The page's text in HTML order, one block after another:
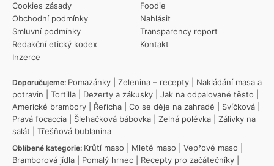
Cookies zásady
Obchodní podmínky
Smluvní podmínky
Redakční etický kodex
Inzerce
Foodie
Nahlásit
Transparency report
Kontakt
Doporučujeme: Pomazánky Zelenina – recepty
Nakládání masa a
potravin
Tortilla Dezerty a zákusky Jak na odpalované těsto
Americké brambory
Řeřicha Co se děje na zahradě Svíčková
Pravá focaccia
Šlehačková bábovka Zelná polévka
Zálivky na
salát
Třešňová bublanina
Oblíbené kategorie: Krůtí maso Mleté maso Vepřové maso
Bramborová jídla
Pomalý hrnec Recepty pro začátečníky